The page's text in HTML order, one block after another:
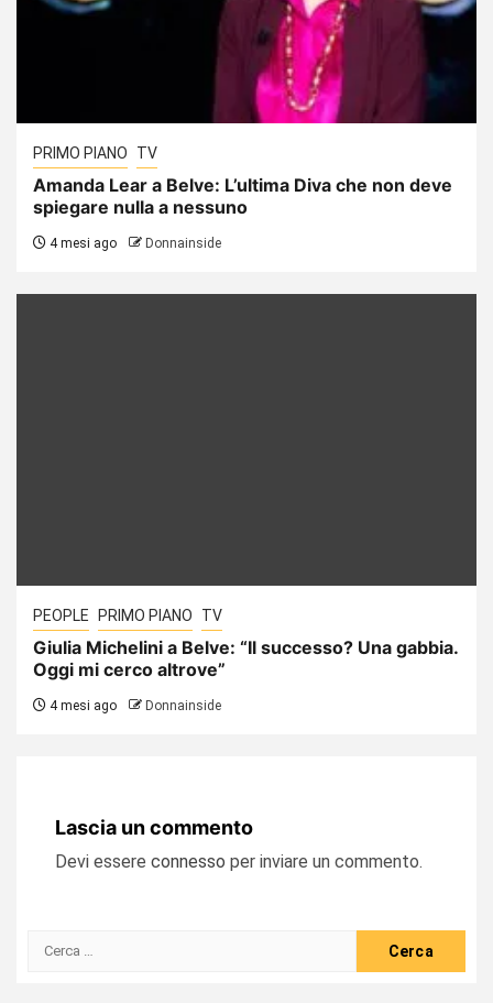
PRIMO PIANO TV
Amanda Lear a Belve: L’ultima Diva che non deve
spiegare nulla a nessuno
4 mesi ago Donnainside
PEOPLE PRIMO PIANO TV
Giulia Michelini a Belve: “Il successo? Una gabbia.
Oggi mi cerco altrove”
4 mesi ago Donnainside
Lascia un commento
Devi essere connesso per inviare un commento.
Ricerca